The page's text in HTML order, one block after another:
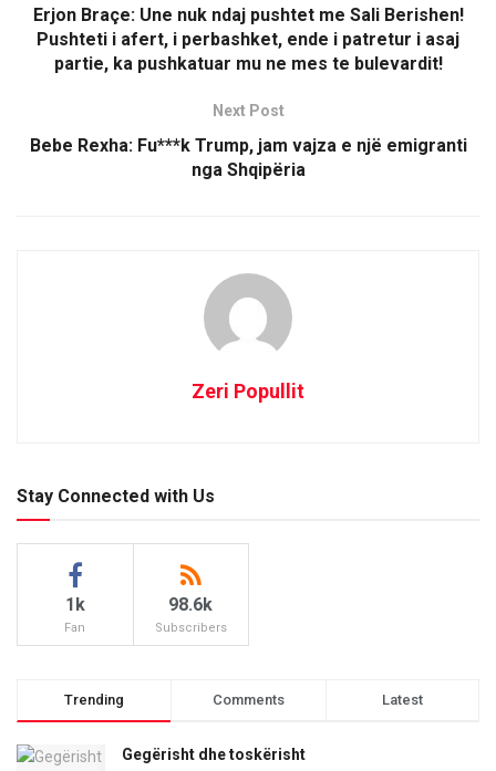
e
n
s
i
n
n
n
d
p
e
n
s
n
i
n
p
e
n
s
i
n
i
Erjon Braçe: Une nuk ndaj pushtet me Sali Berishen!
Pushteti i afert, i perbashket, ende i patretur i asaj
partie, ka pushkatuar mu ne mes te bulevardit!
Next Post
Bebe Rexha: Fu***k Trump, jam vajza e një emigranti
nga Shqipëria
Zeri Popullit
Stay Connected with Us
1k
Fan
98.6k
Subscribers
Trending Comments Latest
Gegërisht dhe toskërisht